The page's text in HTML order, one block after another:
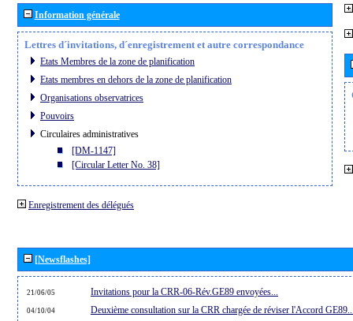
Information générale
Lettres d´invitations, d´enregistrement et autre correspondance
Etats Membres de la zone de planification
Etats membres en dehors de la zone de planification
Organisations observatrices
Pouvoirs
Circulaires administratives
[DM-1147]
[Circular Letter No. 38]
Enregistrement des délégués
[Newsflashes]
21/06/05 Invitations pour la CRR-06-Rév.GE89 envoyées...
04/10/04 Deuxième consultation sur la CRR chargée de réviser l'Accord